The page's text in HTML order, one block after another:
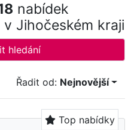
nabídek
Jihočeském kraji
hledání
Řadit od: Nejnovější
Top nabídky